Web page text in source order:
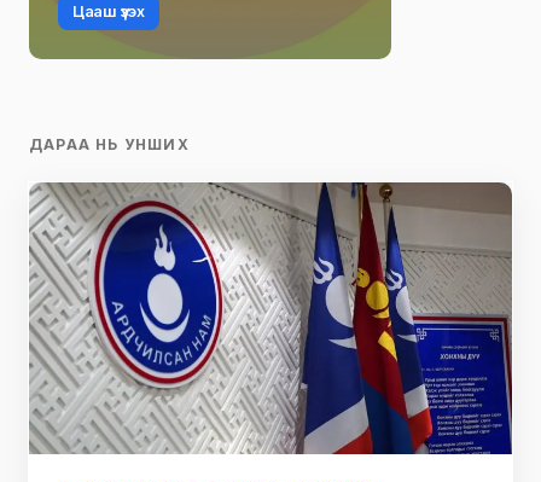
Цааш үзэх
ДАРАА НЬ УНШИХ